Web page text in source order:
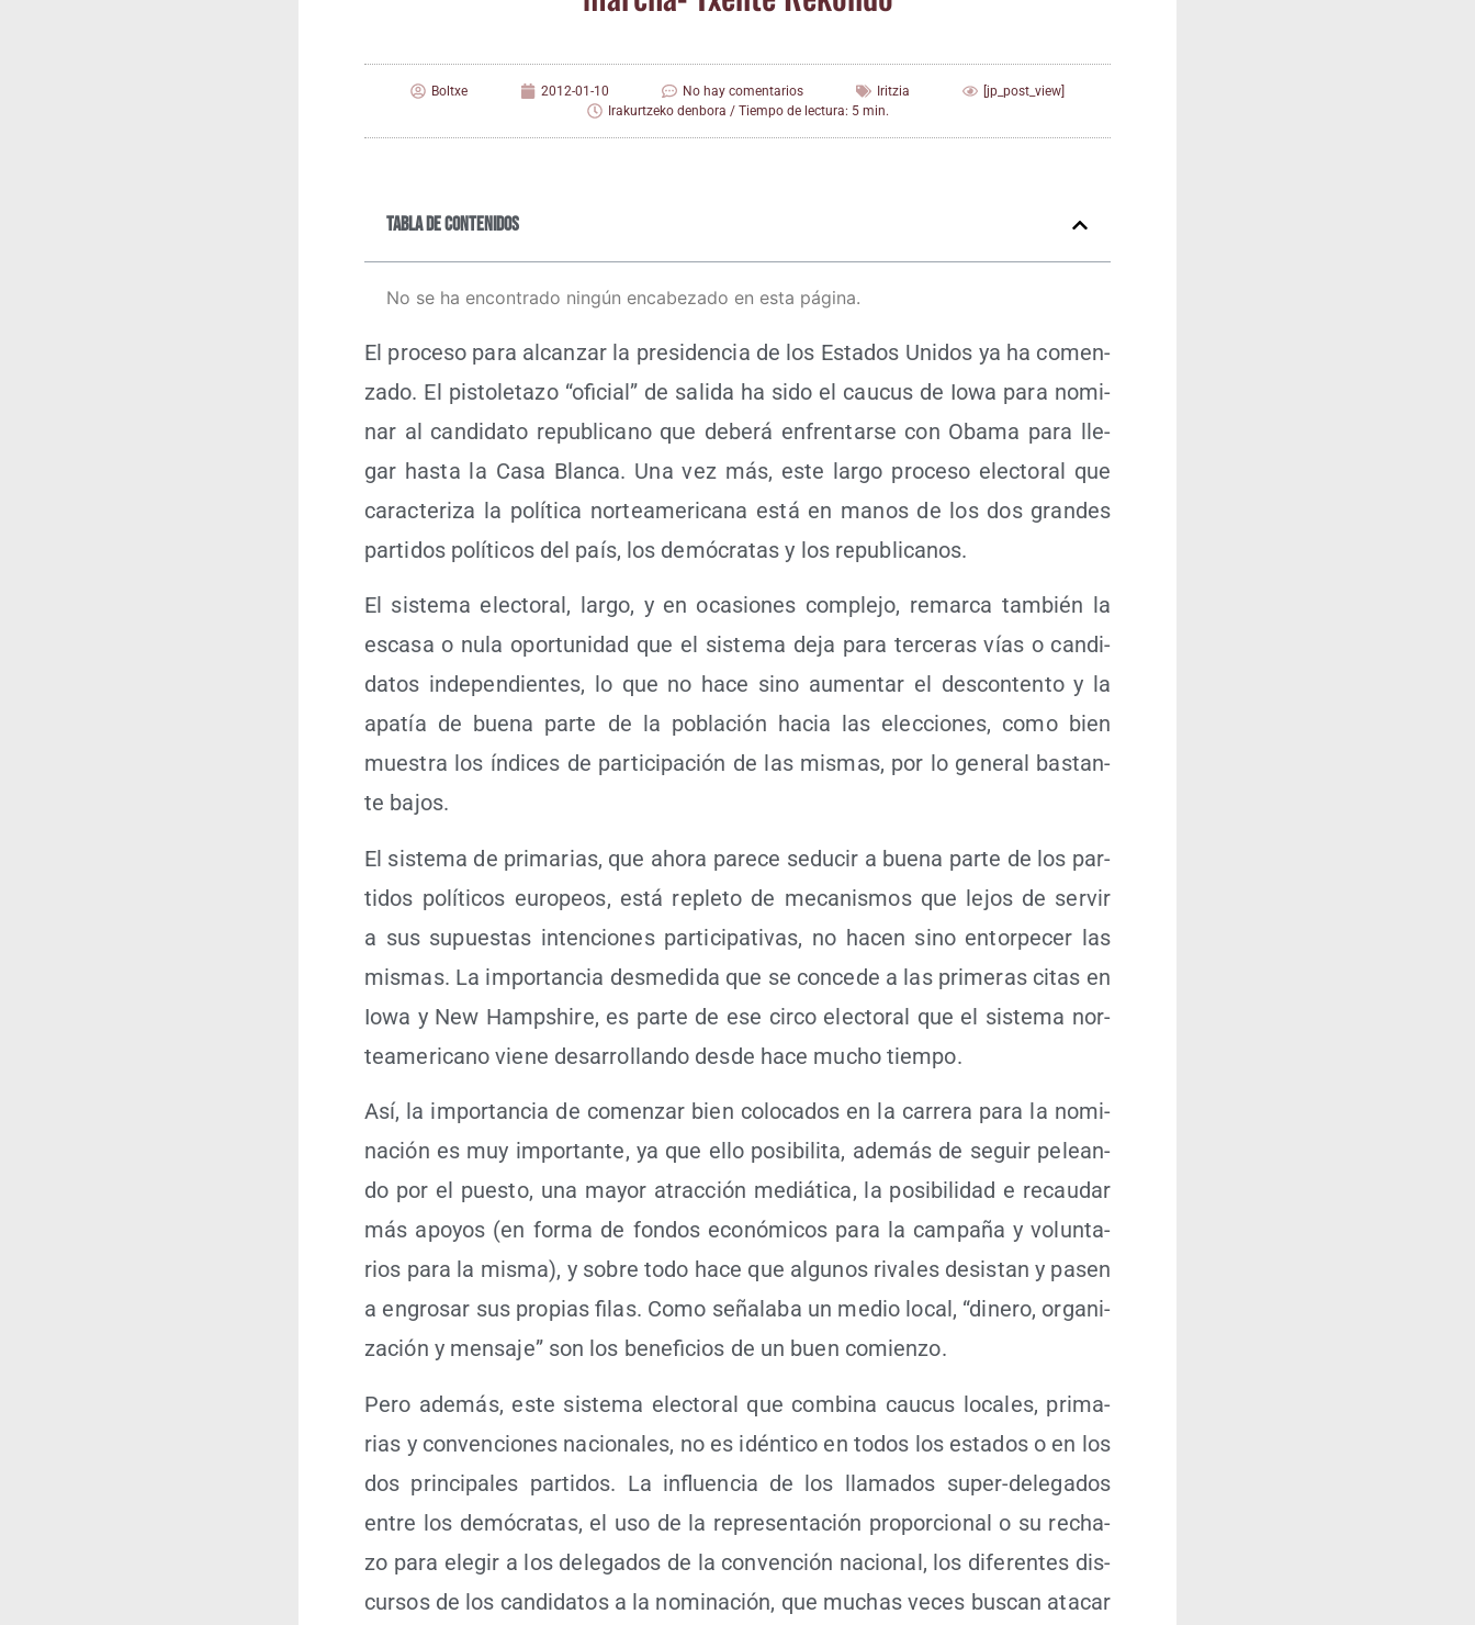
Boltxe 2012-01-10 No hay comentarios Iritzia
[jp_post_view]
Irakurtzeko denbora / Tiempo de lectura: 5 min.
Tabla de contenidos
No se ha encontrado ningún encabezado en esta página.
El pro­ce­so para alcan­zar la pre­si­den­cia de los Esta­dos Uni­dos ya ha comen­
za­do. El pis­to­le­ta­zo “ofi­cial” de sali­da ha sido el cau­cus de Iowa para nomi­
nar al can­di­da­to repu­bli­cano que debe­rá enfren­tar­se con Oba­ma para lle­
gar has­ta la Casa Blan­ca. Una vez más, este lar­go pro­ce­so elec­to­ral que
carac­te­ri­za la polí­ti­ca nor­te­ame­ri­ca­na está en manos de los dos gran­des
par­ti­dos polí­ti­cos del país, los demó­cra­tas y los republicanos.
El sis­te­ma elec­to­ral, lar­go, y en oca­sio­nes com­ple­jo, remar­ca tam­bién la
esca­sa o nula opor­tu­ni­dad que el sis­te­ma deja para ter­ce­ras vías o can­di­
da­tos inde­pen­dien­tes, lo que no hace sino aumen­tar el des­con­ten­to y la
apa­tía de bue­na par­te de la pobla­ción hacia las elec­cio­nes, como bien
mues­tra los índi­ces de par­ti­ci­pa­ción de las mis­mas, por lo gene­ral bas­tan­
te bajos.
El sis­te­ma de pri­ma­rias, que aho­ra pare­ce sedu­cir a bue­na par­te de los par­
ti­dos polí­ti­cos euro­peos, está reple­to de meca­nis­mos que lejos de ser­vir
a sus supues­tas inten­cio­nes par­ti­ci­pa­ti­vas, no hacen sino entor­pe­cer las
mis­mas. La impor­tan­cia des­me­di­da que se con­ce­de a las pri­me­ras citas en
Iowa y New Ham­pshi­re, es par­te de ese cir­co elec­to­ral que el sis­te­ma nor­
te­ame­ri­cano vie­ne desa­rro­llan­do des­de hace mucho tiempo.
Así, la impor­tan­cia de comen­zar bien colo­ca­dos en la carre­ra para la nomi­
na­ción es muy impor­tan­te, ya que ello posi­bi­li­ta, ade­más de seguir pelean­
do por el pues­to, una mayor atrac­ción mediá­ti­ca, la posi­bi­li­dad e recau­dar
más apo­yos (en for­ma de fon­dos eco­nó­mi­cos para la cam­pa­ña y volun­ta­
rios para la mis­ma), y sobre todo hace que algu­nos riva­les desis­tan y pasen
a engro­sar sus pro­pias filas. Como seña­la­ba un medio local, “dine­ro, orga­ni­
za­ción y men­sa­je” son los bene­fi­cios de un buen comienzo.
Pero ade­más, este sis­te­ma elec­to­ral que com­bi­na cau­cus loca­les, pri­ma­
rias y con­ven­cio­nes nacio­na­les, no es idén­ti­co en todos los esta­dos o en los
dos prin­ci­pa­les par­ti­dos. La influen­cia de los lla­ma­dos super-dele­ga­dos
entre los demó­cra­tas, el uso de la repre­sen­ta­ción pro­por­cio­nal o su recha­
zo para ele­gir a los dele­ga­dos de la con­ven­ción nacio­nal, los dife­ren­tes dis­
cur­sos de los can­di­da­tos a la nomi­na­ción, que muchas veces bus­can ata­car